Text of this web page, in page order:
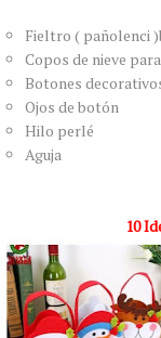
Fieltro ( pañolenci
Copos de nieve
Botones
Ojos de botón
Hilo perlé
Aguja
10